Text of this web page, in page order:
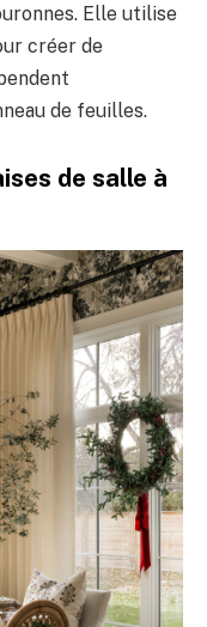
Elle utilise
créer de
de feuilles.
de salle à